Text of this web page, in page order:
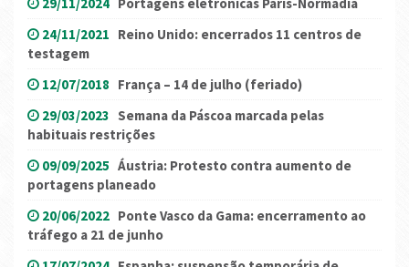
24/11/2021 Reino Unido: encerrados 11 centros de
testagem
12/07/2018 França – 14 de julho (feriado)
29/03/2023 Semana da Páscoa marcada pelas
habituais restrições
09/09/2025 Áustria: Protesto contra aumento de
portagens planeado
20/06/2022 Ponte Vasco da Gama: encerramento ao
tráfego a 21 de junho